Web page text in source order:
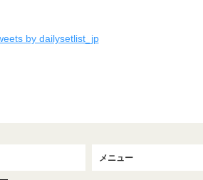
by dailysetlist_jp
メニュー